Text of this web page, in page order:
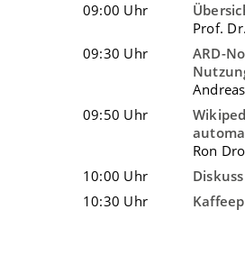
09:00 Uhr
Prof.
09:30 Uhr
ARD-
09:50 Uhr
Ron
10:00 Uhr
10:30 Uhr